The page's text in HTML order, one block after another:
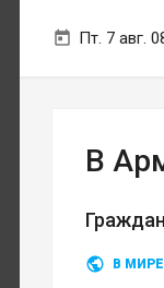
Пт. 7 авг.
В
В МИРЕ